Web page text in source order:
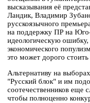
высказывания её
Ландик, Владимир
русскоязычного
на поддержку ПР на
идеологическую
экономического
это может дорого
Альтернативу на
"Русский блок" и им
соотечественников еще
чтобы полноценно